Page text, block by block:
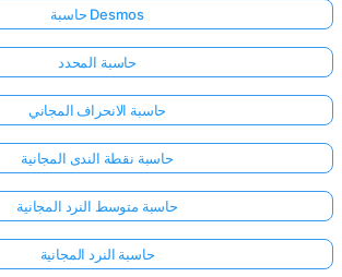
حاسبة Desmos
حاسبة المحدد
حاسبة الانحراف المجاني
حاسبة نقطة الندى المجانية
حاسبة متوسط النرد المجانية
حاسبة النرد المجانية